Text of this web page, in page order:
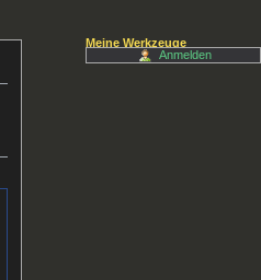
Meine Werkzeuge
Anmelden